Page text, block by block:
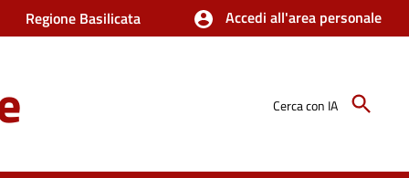
Regione Basilicata Accedi all'area personale
Cerca con IA